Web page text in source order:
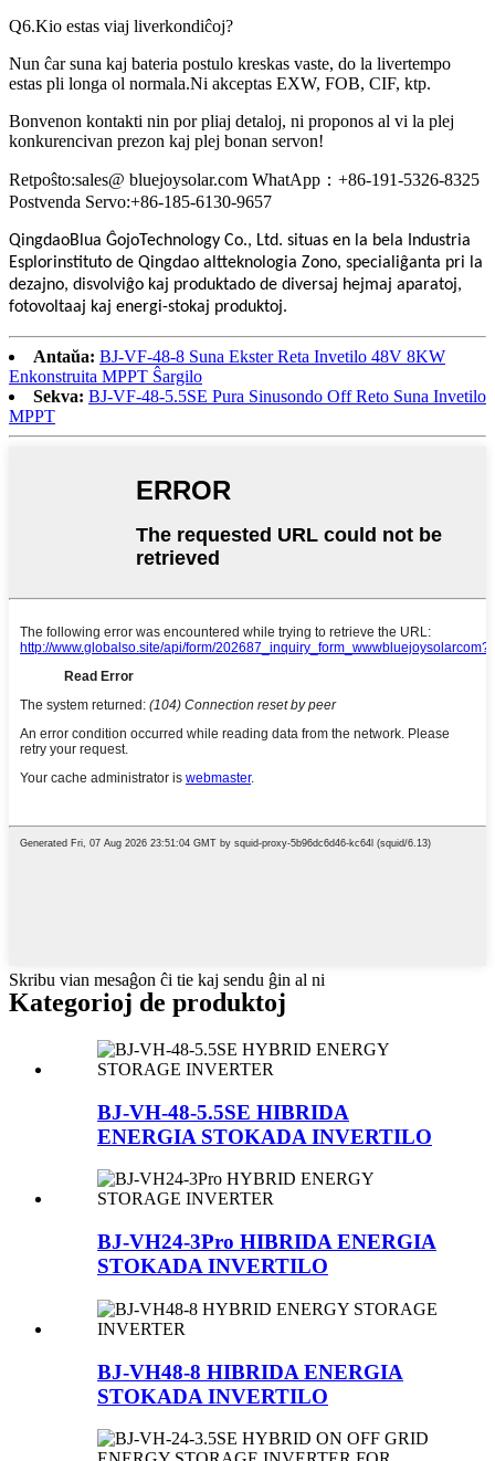
Q6.Kio estas viaj liverkondiĉoj?
Nun ĉar suna kaj bateria postulo kreskas vaste, do la livertempo
estas pli longa ol normala.Ni akceptas EXW, FOB, CIF, ktp.
Bonvenon kontakti nin por pliaj detaloj, ni proponos al vi la plej
konkurencivan prezon kaj plej bonan servon!
Retpoŝto:sales@ bluejoysolar.com WhatApp ： +86-191-5326-8325
Postvenda Servo:+86-185-6130-9657
QingdaoBlua ĜojoTechnology Co., Ltd. situas en la bela Industria
Esplorinstituto de Qingdao altteknologia Zono, specialiĝanta pri la
dezajno, disvolviĝo kaj produktado de diversaj hejmaj aparatoj,
fotovoltaaj kaj energi-stokaj produktoj.
Antaŭa: BJ-VF-48-8 Suna Ekster Reta Invetilo 48V 8KW
Enkonstruita MPPT Ŝargilo
Sekva: BJ-VF-48-5.5SE Pura Sinusondo Off Reto Suna Invetilo
MPPT
Skribu vian mesaĝon ĉi tie kaj sendu ĝin al ni
Kategorioj de produktoj
BJ-VH-48-5.5SE HIBRIDA
ENERGIA STOKADA INVERTILO
BJ-VH24-3Pro HIBRIDA ENERGIA
STOKADA INVERTILO
BJ-VH48-8 HIBRIDA ENERGIA
STOKADA INVERTILO